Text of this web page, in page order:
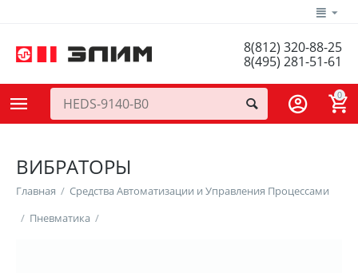
8(812) 320-88-25
8(495) 281-51-61
0
ВИБРАТОРЫ
Главная / Средства Автоматизации и Управления Процессами
/ Пневматика /